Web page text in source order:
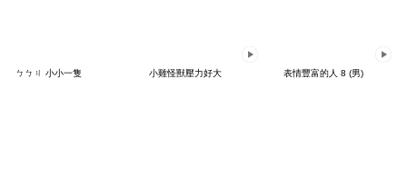
ㄅㄅㄐ 小小一隻 小雞怪獸壓力好大 表情豐富的人 8 (男)